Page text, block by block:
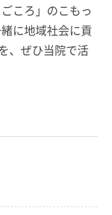
ころ」のこもっ
に地域社会に貢
、ぜひ当院で活